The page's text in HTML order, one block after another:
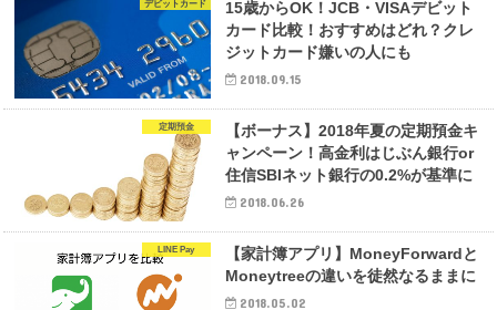
デビットカード
15歳からOK！JCB・VISAデビット
カード比較！おすすめはどれ？クレ
ジットカード嫌いの人にも
2018.09.15
定期預金
【ボーナス】2018年夏の定期預金キ
ャンペーン！高金利はじぶん銀行or
住信SBIネット銀行の0.2%が基準に
2018.06.26
LINE Pay
【家計簿アプリ】MoneyForwardと
Moneytreeの違いを徒然なるままに
2018.05.02